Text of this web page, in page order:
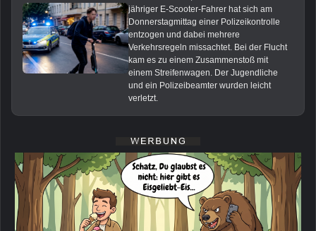
jähriger E-Scooter-Fahrer hat sich am
Donnerstagmittag einer Polizeikontrolle
entzogen und dabei mehrere
Verkehrsregeln missachtet. Bei der Flucht
kam es zu einem Zusammenstoß mit
einem Streifenwagen. Der Jugendliche
und ein Polizeibeamter wurden leicht
verletzt.